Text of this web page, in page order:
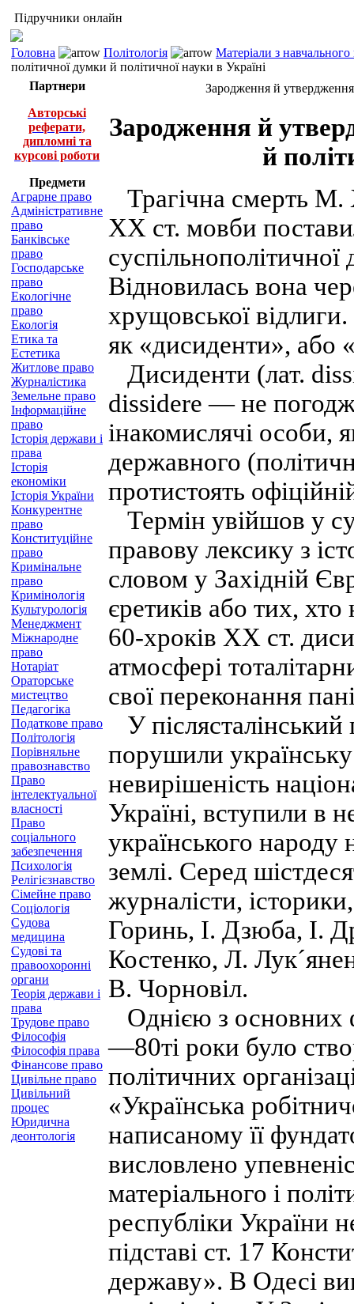
Підручники онлайн
Головна Політологія
Матеріали з
політичної думки й політичної науки в Україні
Партнери
Авторські
реферати,
дипломні та
курсові роботи
Предмети
Аграрне право
Адміністративне
право
Банківське
право
Господарське
право
Екологічне
право
Екологія
Етика та
Естетика
Житлове право
Журналістика
Земельне право
Інформаційне
право
Історія держави і
права
Історія
економіки
Історія України
Конкурентне
право
Конституційне
право
Кримінальне
право
Кримінологія
Культурологія
Менеджмент
Міжнародне
право
Нотаріат
Ораторське
мистецтво
Педагогіка
Податкове право
Політологія
Порівняльне
правознавство
Право
інтелектуальної
власності
Право
соціального
забезпечення
Психологія
Релігієзнавство
Сімейне право
Соціологія
Судова
медицина
Судові та
правоохоронні
органи
Теорія держави і
права
Трудове право
Філософія
Філософія права
Фінансове право
Цивільне право
Цивільний
процес
Юридична
деонтологія
Зародження й утвердження
Зародження й
й
Трагічна смерть М.
XX ст. мовби
Відновилась вона
хрущовської
як «дисиденти», або
Дисиденти (лат.
dissidere — не
інакомислячі особи,
державного
протистоять
Термін увійшов у
правову лексику з
словом у Західній
єретиків або тих,
60-хроків XX ст.
атмосфері
свої переконання
У
порушили
невирішеність
Україні, вступили в
українського народу
землі. Серед
журналісти,
Горинь, І. Дзюба, І.
Костенко, Л.
В. Чорновіл.
Однією з основних
—80ті роки було
політичних
«Українська
написаному її
висловлено
матеріального і
республіки України
підставі ст. 17
державу». В Одесі